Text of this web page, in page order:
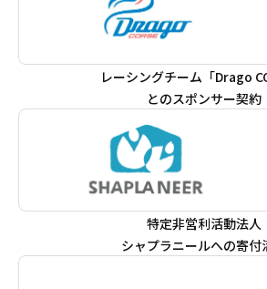
レーシングチーム「Drago
とのスポンサー契約
特定非営利活動法人
シャプラニールへの寄付